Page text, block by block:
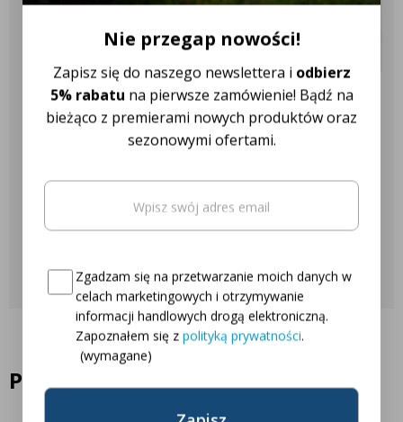
Fendt Case Renault
Deutz Fahr Massey Ferguson
Nasza obsługa klienta jest do
Twojej dyspozycji!
Najczęściej zadawane pytania
Podobne produkty
Nie przegap nowości!
Zapisz się do naszego newslettera i odbierz
5% rabatu na pierwsze zamówienie! Bądź na
bieżąco z premierami nowych produktów oraz
sezonowymi ofertami.
Email
Consent (wymagane)
Zgadzam się na przetwarzanie moich danych w
celach marketingowych i otrzymywanie
informacji handlowych drogą elektroniczną.
Zapoznałem się z polityką prywatności.
(wymagane)
Oto Twój kod zniżkowy na